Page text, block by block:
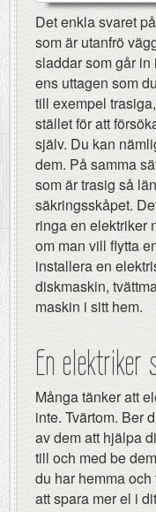
Det enkla svaret
som är utanfrö
sladdar som går in
ens uttagen som
till exempel
stället för att
själv. Du kan
dem. På samma
som är trasig så
säkringsskåpet.
ringa en elektriker
om man vill flytta
installera en
diskmaskin,
maskin i sitt hem.
En elektriker
Många tänker att
inte. Tvärtom. Ber
av dem att hjälpa
till och med be
du har hemma
att spara mer el i